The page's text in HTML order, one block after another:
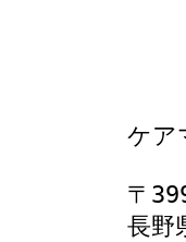
ケア
〒
長野